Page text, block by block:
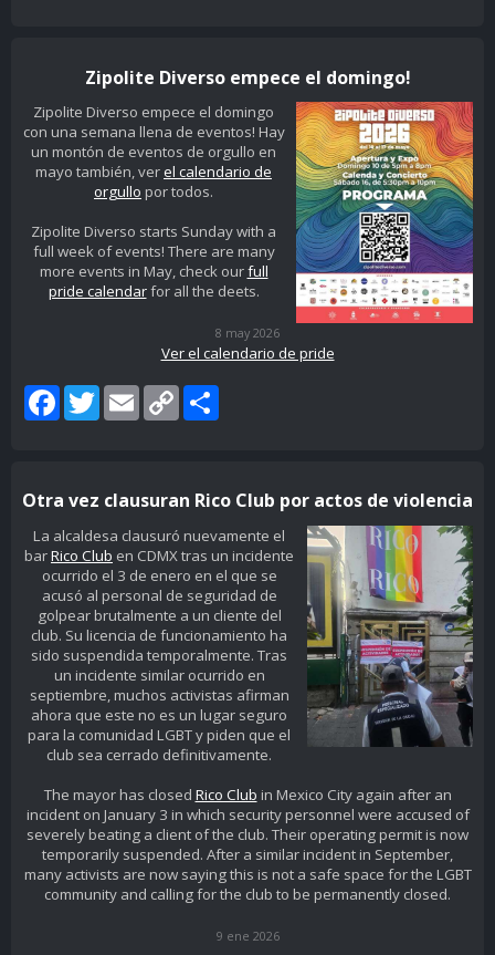
Zipolite Diverso empece el domingo!
Zipolite Diverso empece el domingo
con una semana llena de eventos! Hay
un montón de eventos de orgullo en
mayo también, verel calendario de
orgullo por todos.
Zipolite Diverso starts Sunday with a
full week of events! There are many
more events in May, check ourfull
pride calendarfor all the deets.
8 may 2026
Ver el calendario de pride
FacebookTwitterEmail Copy
Link
Otra vez clausuran Rico Club por actos de violencia
La alcaldesa clausuró nuevamente el
barRico Club en CDMX tras un incidente
ocurrido el 3 de enero en el que se
acusó al personal de seguridad de
golpear brutalmente a un cliente del
club. Su licencia de funcionamiento ha
sido suspendida temporalmente. Tras
un incidente similar ocurrido en
septiembre, muchos activistas afirman
ahora que este no es un lugar seguro
para la comunidad LGBT y piden que el
club sea cerrado definitivamente.
The mayor has closed Rico Club in Mexico City again after an
incident on January 3 in which security personnel were accused of
severely beating a client of the club. Their operating permit is now
temporarily suspended. After a similar incident in September,
many activists are now saying this is not a safe space for the LGBT
community and calling for the club to be permanently closed.
9 ene 2026